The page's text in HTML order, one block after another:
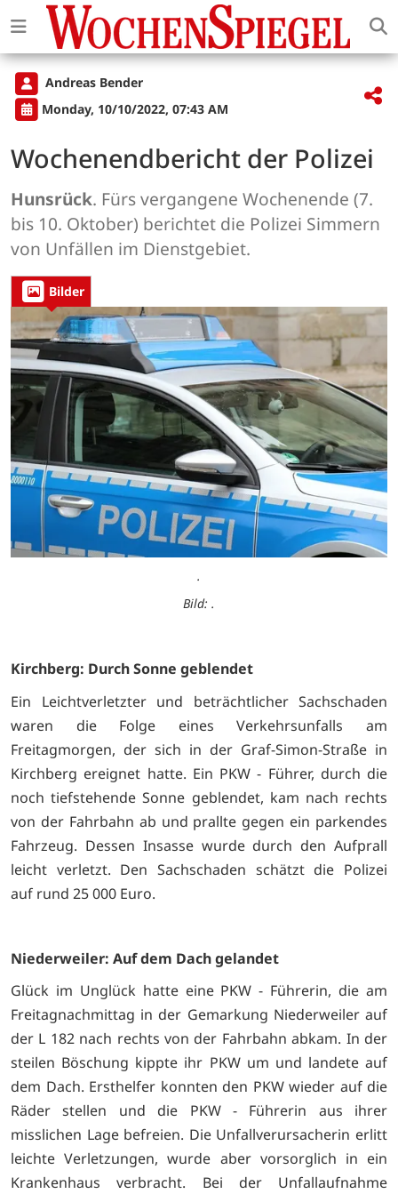
Andreas Bender
Monday, 10/10/2022, 07:43 AM
Wochenendbericht der Polizei
Hunsrück. Fürs vergangene Wochenende (7.
bis 10. Oktober) berichtet die Polizei Simmern
von Unfällen im Dienstgebiet.
Bilder
.
Bild: .
Kirchberg: Durch Sonne geblendet
Ein Leichtverletzter und beträchtlicher Sachschaden
waren die Folge eines Verkehrsunfalls am
Freitagmorgen, der sich in der Graf-Simon-Straße in
Kirchberg ereignet hatte. Ein PKW - Führer, durch die
noch tiefstehende Sonne geblendet, kam nach rechts
von der Fahrbahn ab und prallte gegen ein parkendes
Fahrzeug. Dessen Insasse wurde durch den Aufprall
leicht verletzt. Den Sachschaden schätzt die Polizei
auf rund 25 000 Euro.
Niederweiler: Auf dem Dach gelandet
Glück im Unglück hatte eine PKW - Führerin, die am
Freitagnachmittag in der Gemarkung Niederweiler auf
der L 182 nach rechts von der Fahrbahn abkam. In der
steilen Böschung kippte ihr PKW um und landete auf
dem Dach. Ersthelfer konnten den PKW wieder auf die
Räder stellen und die PKW - Führerin aus ihrer
misslichen Lage befreien. Die Unfallverursacherin erlitt
leichte Verletzungen, wurde aber vorsorglich in ein
Krankenhaus verbracht. Bei der Unfallaufnahme